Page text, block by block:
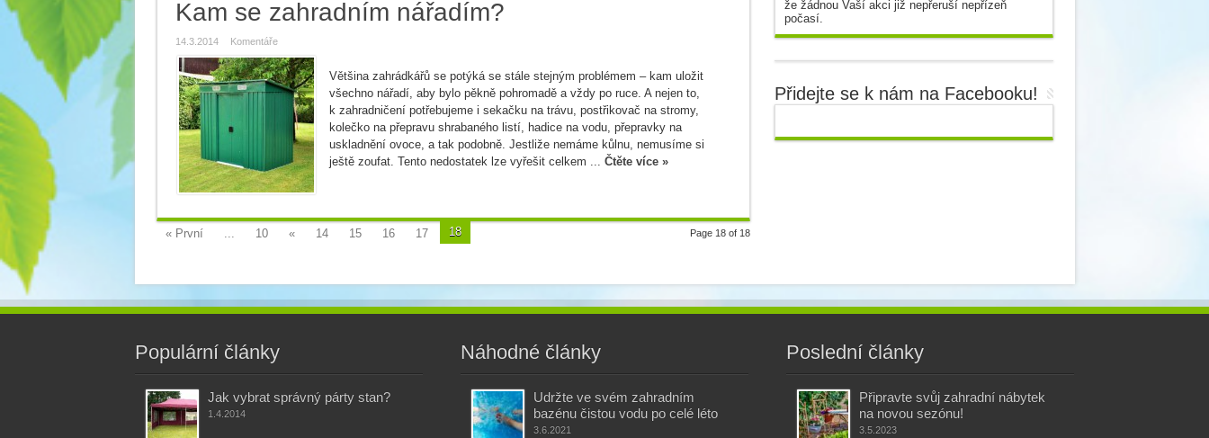
Kam se zahradním nářadím?
14.3.2014 Komentáře
Většina zahrádkářů se potýká se stále stejným problémem – kam uložit
všechno nářadí, aby bylo pěkně pohromadě a vždy po ruce. A nejen to,
k zahradničení potřebujeme i sekačku na trávu, postřikovač na stromy,
kolečko na přepravu shrabaného listí, hadice na vodu, přepravky na
uskladnění ovoce, a tak podobně. Jestliže nemáme kůlnu, nemusíme si
ještě zoufat. Tento nedostatek lze vyřešit celkem ... Čtěte více »
Page 18 of 18
« První ... 10 « 14 15 16 17 18
že žádnou Vaší akci již nepřeruší nepřízeň
počasí.
Přidejte se k nám na Facebooku!
Populární články
Jak vybrat správný párty stan?
1.4.2014
Náhodné články
Udržte ve svém zahradním
bazénu čistou vodu po celé léto
3.6.2021
Poslední články
Připravte svůj zahradní nábytek
na novou sezónu!
3.5.2023